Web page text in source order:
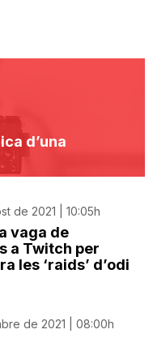
d’una
de 2021 | 10:05h
vaga de
a Twitch per
les ‘raids’ d’odi
de 2021 | 08:00h